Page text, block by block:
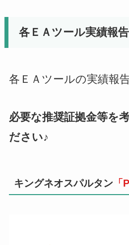
各ＥＡツール実績報告
各ＥＡツールの実績報
必要な推奨証拠金等を
ださい♪
キングネオスパルタン 「